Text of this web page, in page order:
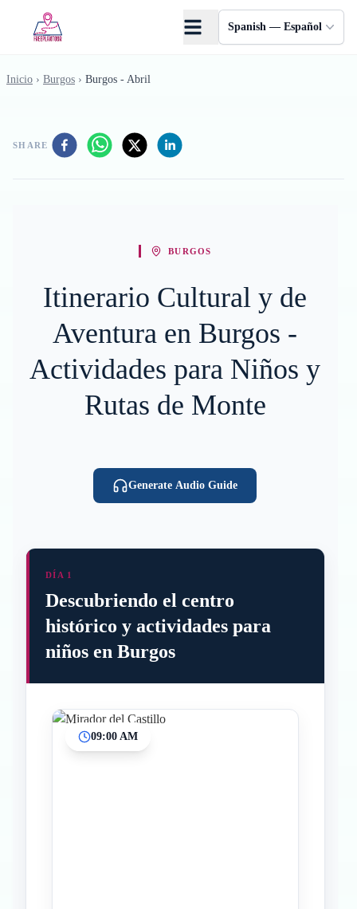
Spanish — Español
Inicio › Burgos › Burgos - Abril
SHARE
BURGOS
Itinerario Cultural y de
Aventura en Burgos -
Actividades para Niños y
Rutas de Monte
Generate Audio Guide
DÍA 1
Descubriendo el centro
histórico y actividades para
niños en Burgos
09:00 AM